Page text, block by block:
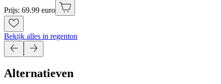
Prijs: 69.99 euro
Bekijk alles in regenton
Alternatieven